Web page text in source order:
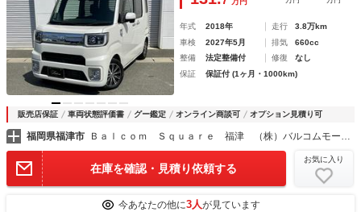
４アルミ
年式 2018年 走行
3.8万km
車検
2027年5月 排気
660cc
整備
法定整備付 修復
なし
保証
保証付 (1ヶ月・1000km)
販売店保証 車両状態評価書 グー鑑定 オンライン商談可 オプション見積り可
福岡県福津市
在庫を確認・見積り依頼する
お気に入り
今あなたの他に3人が見ています